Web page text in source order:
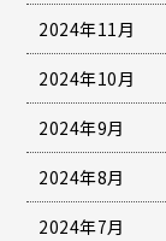
2024年11月
2024年10月
2024年9月
2024年8月
2024年7月